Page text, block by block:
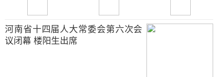
河南省十四届人大常委会第六次会
议闭幕 楼阳生出席